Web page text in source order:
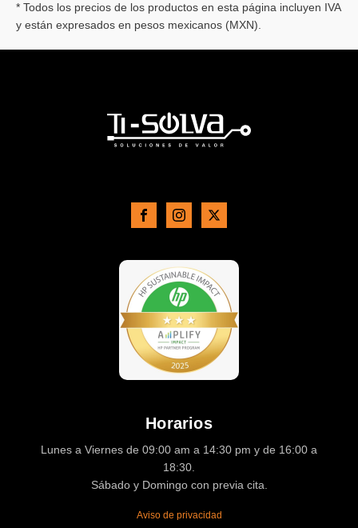
* Todos los precios de los productos en esta página incluyen IVA
y están expresados en pesos mexicanos (MXN).
Horarios
Lunes a Viernes de 09:00 am a 14:30 pm y de 16:00 a
18:30.
Sábado y Domingo con previa cita.
Aviso de privacidad